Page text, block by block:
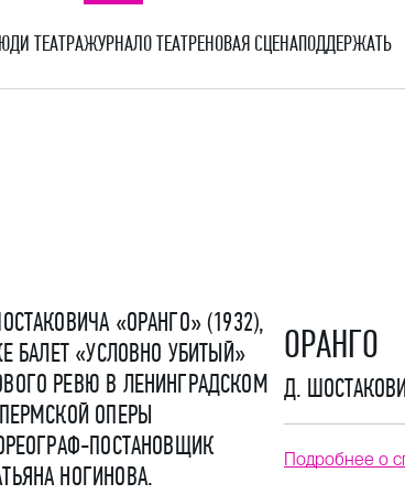
ТЕАТРАЖУРНАЛО ТЕАТРЕНОВАЯ СЦЕНАПОДДЕРЖАТЬ
«ОРАНГО» (1932),
БАЛЕТ «УСЛОВНО УБИТЫЙ»
РЕВЮ В ЛЕНИНГРАДСКОМ
ОПЕРЫ
ПОСТАНОВЩИК
НОГИНОВА.
ОРАНГО
Д.
Подробнее о